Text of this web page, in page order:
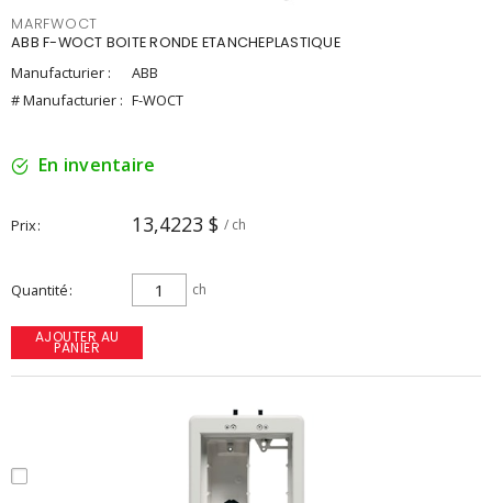
MARFWOCT
ABB F-WOCT BOITE RONDE ETANCHEPLASTIQUE
Manufacturier :
ABB
# Manufacturier : F-WOCT
En inventaire
Prix 13,4223 $ / ch
Quantité ch
AJOUTER AU
PANIER